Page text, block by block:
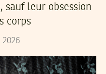
sauf leur obsession
corps
2026